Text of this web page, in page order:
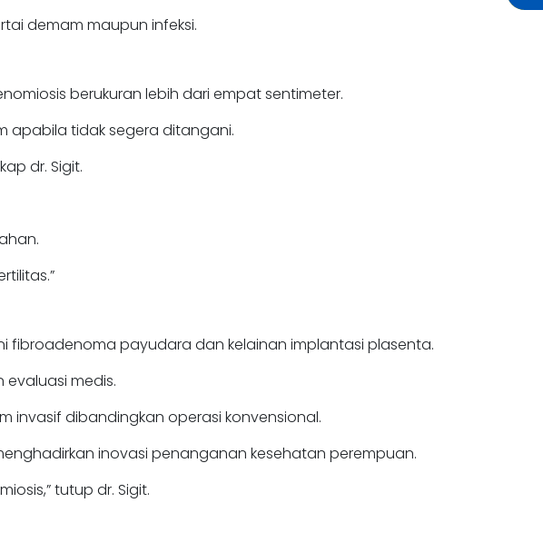
demam maupun infeksi.
berukuran lebih dari empat sentimeter.
apabila tidak segera ditangani.
dr. Sigit.
fibroadenoma payudara dan kelainan implantasi plasenta.
evaluasi medis.
invasif dibandingkan operasi konvensional.
inovasi penanganan kesehatan perempuan.
tutup dr. Sigit.